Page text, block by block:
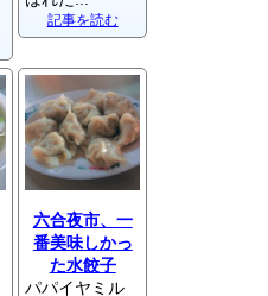
記事を読む
六合夜市、一
番美味しかっ
た水餃子
パパイヤミル